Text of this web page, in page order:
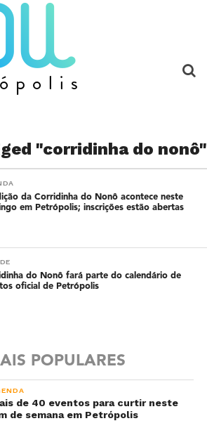
"corridinha do nonô"
da Corridinha do Nonô acontece neste
em Petrópolis; inscrições estão abertas
do Nonô fará parte do calendário de
oficial de Petrópolis
POPULARES
de 40 eventos para curtir neste
de semana em Petrópolis